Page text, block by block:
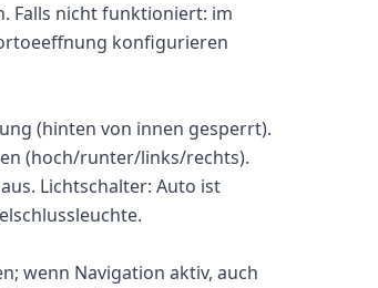
Falls nicht funktioniert: im
konfigurieren
(hinten von innen gesperrt).
(hoch/runter/links/rechts).
Lichtschalter: Auto ist
wenn Navigation aktiv, auch